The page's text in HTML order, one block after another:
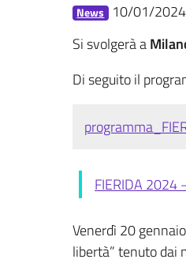
News
10/01/2024
Si svolgerà a
Di seguito il
FIERIDA
Venerdì 20
libertà” tenuto dai